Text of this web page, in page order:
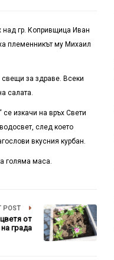
над гр. Копривщица Иван
племенникът му Михаил
за здраве. Всеки
салата.
изкачи на връх Свети
след което
вкусния курбан.
голяма маса.
POST
от
града